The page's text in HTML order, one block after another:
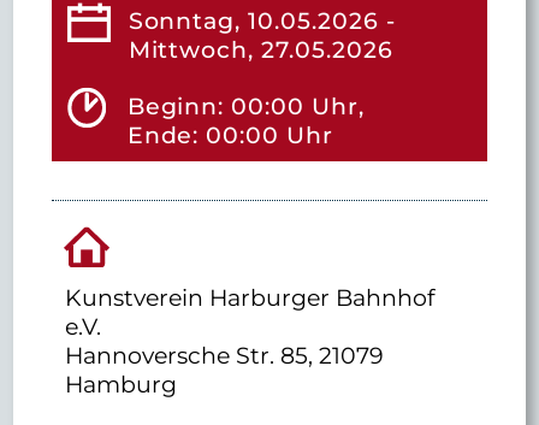
Sonntag, 10.05.2026 -
Mittwoch, 27.05.2026
Beginn: 00:00 Uhr,
Ende: 00:00 Uhr
Kunstverein Harburger Bahnhof
e.V.
Hannoversche Str. 85, 21079
Hamburg